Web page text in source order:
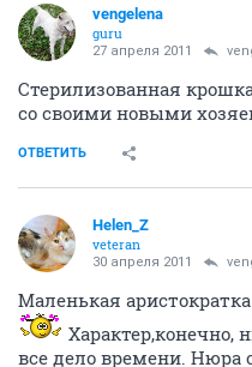
vengelena
guru
27 апреля 2011
Стерилизованная
со своими новыми
ОТВЕТИТЬ
Helen_Z
veteran
30 апреля 2011
Маленькая
Характер,конечно,
все дело времени. Нюра